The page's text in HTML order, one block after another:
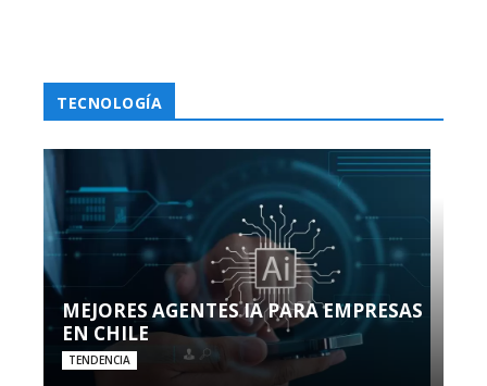
TECNOLOGÍA
MEJORES AGENTES IA PARA EMPRESAS
EN CHILE
TENDENCIA